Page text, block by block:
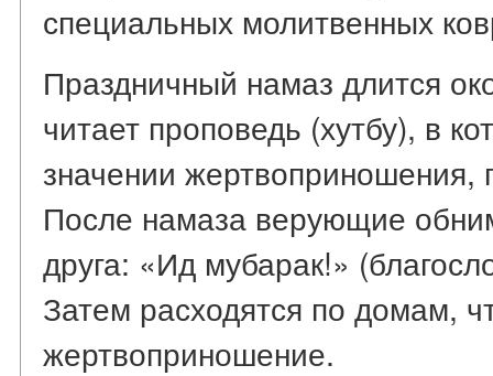
специальных молитвенных
Праздничный намаз длится
читает проповедь (хутбу), в
значении
После намаза верующие
друга: «Ид мубарак!»
Затем расходятся по домам,
жертвоприношение.